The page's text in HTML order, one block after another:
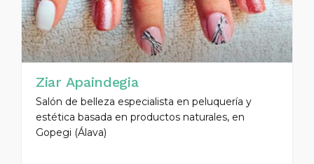
Ziar Apaindegia
Salón de belleza especialista en peluquería y
estética basada en productos naturales, en
Gopegi (Álava)